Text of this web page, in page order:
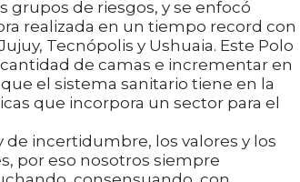
grupos de riesgos, y se enfocó
realizada en un tiempo record con
Tecnópolis y Ushuaia. Este Polo
de camas e incrementar en
el sistema sanitario tiene en la
que incorpora un sector para el
incertidumbre, los valores y los
por eso nosotros siempre